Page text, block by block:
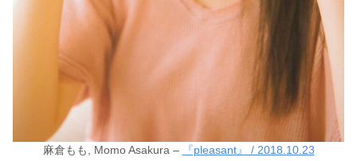
麻倉もも, Momo Asakura – 『pleasant』 / 2018.10.23